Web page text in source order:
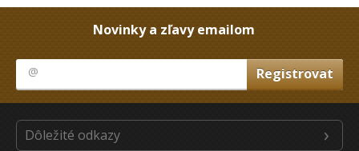
Novinky a zľavy emailom
Dôležité odkazy